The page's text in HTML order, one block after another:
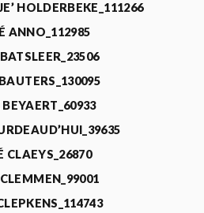
HOLDERBEKE_111266
ANNO_112985
CLAEYS_26870